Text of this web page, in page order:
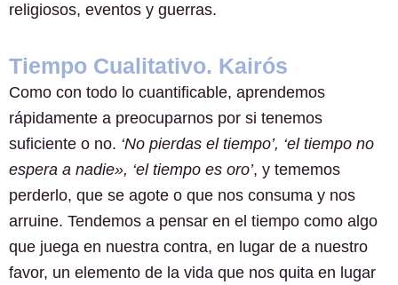
religiosos, eventos y guerras.
Tiempo Cualitativo. Kairós
Como con todo lo cuantificable, aprendemos
rápidamente a preocuparnos por si tenemos
suficiente o no. ‘No pierdas el tiempo’, ‘el tiempo no
espera a nadie», ‘el tiempo es oro’, y tememos
perderlo, que se agote o que nos consuma y nos
arruine. Tendemos a pensar en el tiempo como algo
que juega en nuestra contra, en lugar de a nuestro
favor, un elemento de la vida que nos quita en lugar